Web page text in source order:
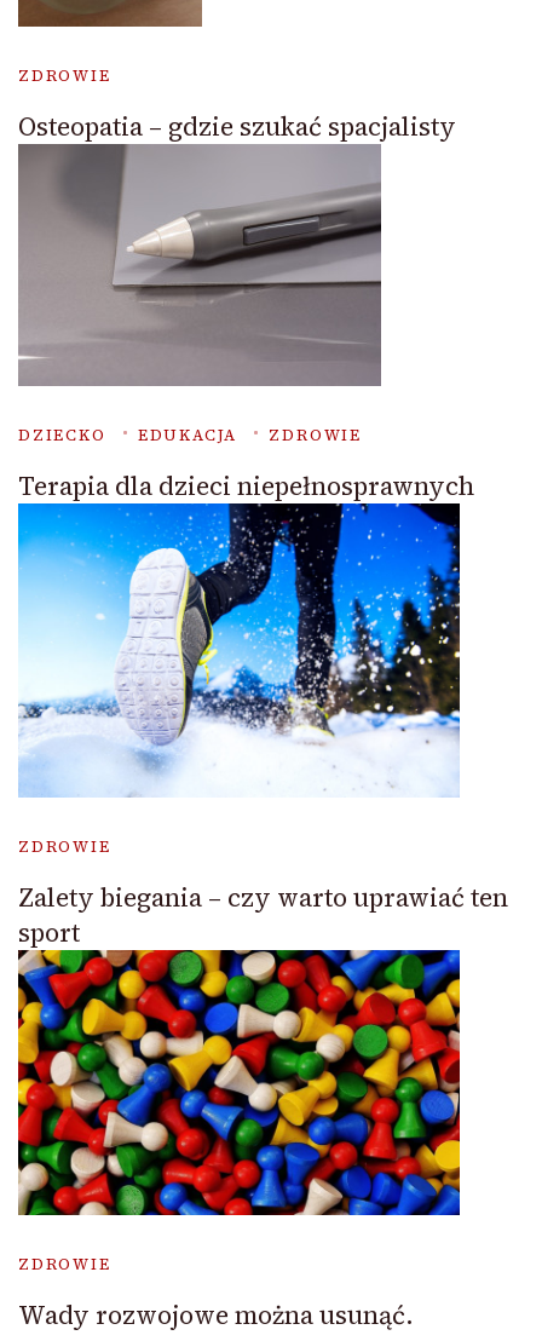
ZDROWIE
Osteopatia – gdzie szukać spacjalisty
DZIECKO EDUKACJA ZDROWIE
Terapia dla dzieci niepełnosprawnych
ZDROWIE
Zalety biegania – czy warto uprawiać ten
sport
ZDROWIE
Wady rozwojowe można usunąć.